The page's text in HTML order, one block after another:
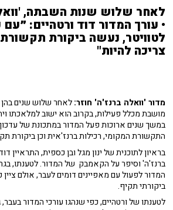
לאחר שלוש שנות השבתה,
• עורך המדור דוד ורטהיים:
לטוויטר, נעשה ביקורת
צריכה להיות"
מדור 'וואלה ברנז'ה' חוזר:לאחר שלוש שנים בהן
מושבת מכלל פעילות, בקרוב הוא ישוב למלאכתו
במשך שנים ארוכות פעל המדור במתכונת של
התקשורת המקומי, רכילות ברנז'אית וכן ביקורת
בראיון לתוכנית של ינון מגל ובן כספית, התראיין
ברנז'ה' וסיפר על הקאמבק של המדור. לטענתו,
המדור לפעול עם מאפיינים דומים לעבר, אולם ציין
ביקורתי תקיף.
לטענתו של ורטהיים, כפי שנהגו עורכי המדור